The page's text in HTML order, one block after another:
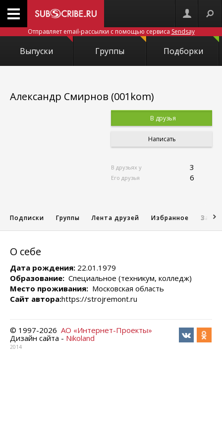
Отправляет email-рассылки с помощью сервиса Sendsay
Выпуски Группы Подборки
Александр Смирнов (001kom)
В друзья
Написать
В друзьях у 3
Его друзья 6
Подписки Группы Лента друзей Избранное
О себе
Дата рождения: 22.01.1979
Образование: Специальное (техникум, колледж)
Место проживания: Московская область
Сайт автора:https://strojremont.ru
© 1997-2026 АО «Интернет-Проекты»
Дизайн сайта - Nikoland
2014